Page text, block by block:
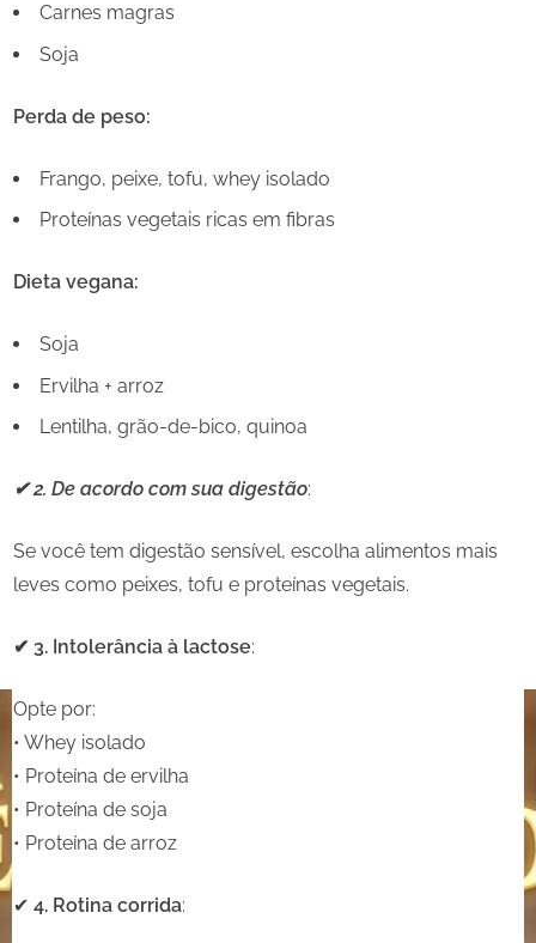
Carnes magras
Soja
Perda de peso:
Frango, peixe, tofu, whey isolado
Proteínas vegetais ricas em fibras
Dieta vegana:
Soja
Ervilha + arroz
Lentilha, grão-de-bico, quinoa
✔ 2. De acordo com sua digestão:
Se você tem digestão sensível, escolha alimentos mais
leves como peixes, tofu e proteínas vegetais.
✔ 3. Intolerância à lactose:
Opte por:
• Whey isolado
• Proteína de ervilha
• Proteína de soja
• Proteína de arroz
✔ 4. Rotina corrida: